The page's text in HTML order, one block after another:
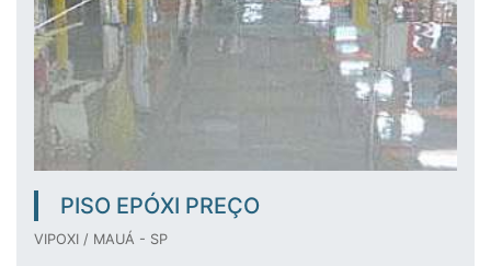
PISO EPÓXI PREÇO
VIPOXI / MAUÁ - SP